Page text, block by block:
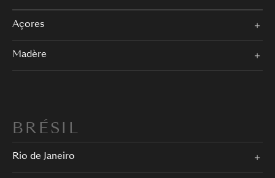
Açores
Madère
BRÉSIL
Rio de Janeiro